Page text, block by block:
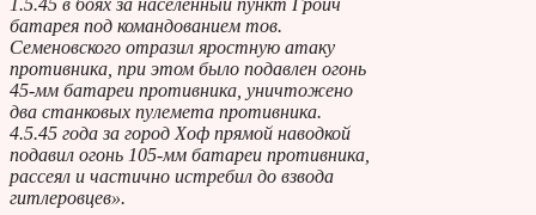
батарея под командованием тов.
Семеновского отразил яростную атаку
противника, при этом было подавлен огонь
45-мм батареи противника, уничтожено
два станковых пулемета противника.
4.5.45 года за город Хоф прямой наводкой
подавил огонь 105-мм батареи противника,
рассеял и частично истребил до взвода
гитлеровцев».